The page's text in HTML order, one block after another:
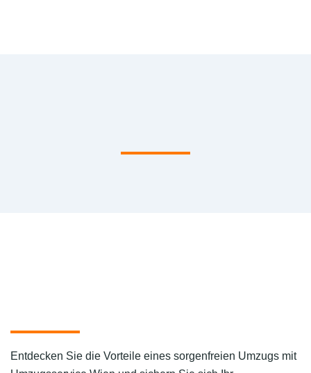
Entdecken Sie die Vorteile eines sorgenfreien Umzugs mit